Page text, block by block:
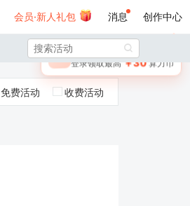
会员·新人礼包 消息 创作中心
🎁 未登录
登录领取最高￥30算力币

免费活动 收费活动